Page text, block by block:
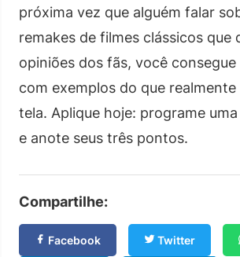
próxima vez que alguém falar
remakes de filmes clássicos que
opiniões dos fãs, você
com exemplos do que realmente
tela. Aplique hoje: programe
e anote seus três pontos.
Compartilhe:
Facebook Twitter